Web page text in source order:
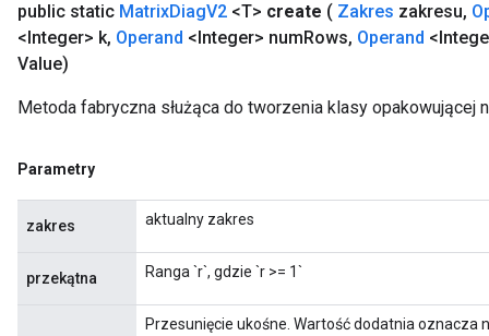
public static MatrixDiagV2 <T> create ( Zakres zakresu,
<Integer> k, Operand <Integer> numRows, Operand
Value)
Metoda fabryczna służąca do tworzenia klasy opakowującej
Parametry
zakres aktualny zakres
przekątna Ranga `r`, gdzie `r >= 1`
Przesunięcie ukośne. Wartość dodatnia oznacza